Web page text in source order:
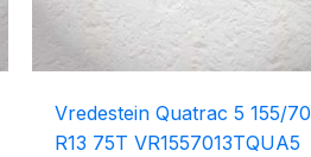
Vredestein Quatrac 5 155/70
R13 75T VR1557013TQUA5